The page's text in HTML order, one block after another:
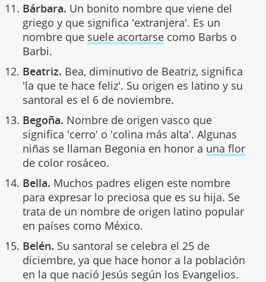
Bárbara. Un bonito nombre que viene del
griego y que significa 'extranjera'. Es un
nombre que suele acortarsecomo Barbs o
Barbi.
Beatriz. Bea, diminutivo de Beatriz, significa
'la que te hace feliz'. Su origen es latino y su
santoral es el 6 de noviembre.
Begoña. Nombre de origen vasco que
significa 'cerro' o 'colina más alta'. Algunas
niñas se llaman Begonia en honor a una flor
de color rosáceo.
Bella. Muchos padres eligen este nombre
para expresar lo preciosa que es su hija. Se
trata de un nombre de origen latino popular
en países como México.
Belén. Su santoral se celebra el 25 de
diciembre, ya que hace honor a la población
en la que nació Jesús según los Evangelios.